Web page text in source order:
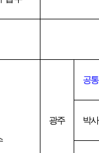
광주
공통
박사